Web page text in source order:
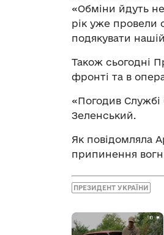
«Обміни йдуть
рік уже провели
подякувати
Також сьогодні
фронті та в
«Погодив Службі
Зеленський.
Як повідомляла
припинення
ПРЕЗИДЕНТ УКРАЇНИ